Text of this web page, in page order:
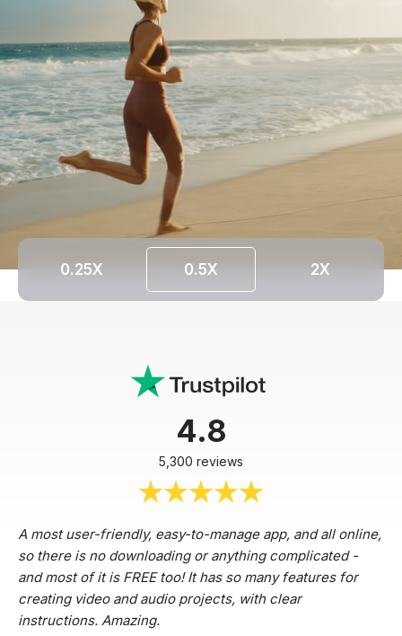
0.25X 0.5X 2X
4.8
5,300 reviews
A most user-friendly, easy-to-manage app, and all online,
so there is no downloading or anything complicated -
and most of it is FREE too! It has so many features for
creating video and audio projects, with clear
instructions. Amazing.